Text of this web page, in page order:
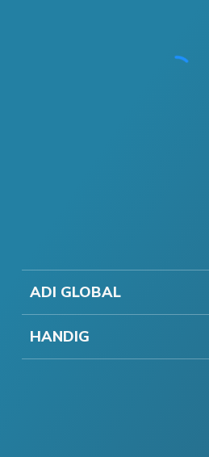
ADI GLOBAL
HANDIG